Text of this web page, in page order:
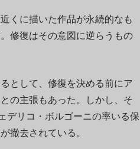
くに描いた作品が永続的なも
修復はその意図に逆らうもの
として、修復を決める前にア
の主張もあった。しかし、そ
デリコ・ボルゴーニの率いる保
撤去されている。